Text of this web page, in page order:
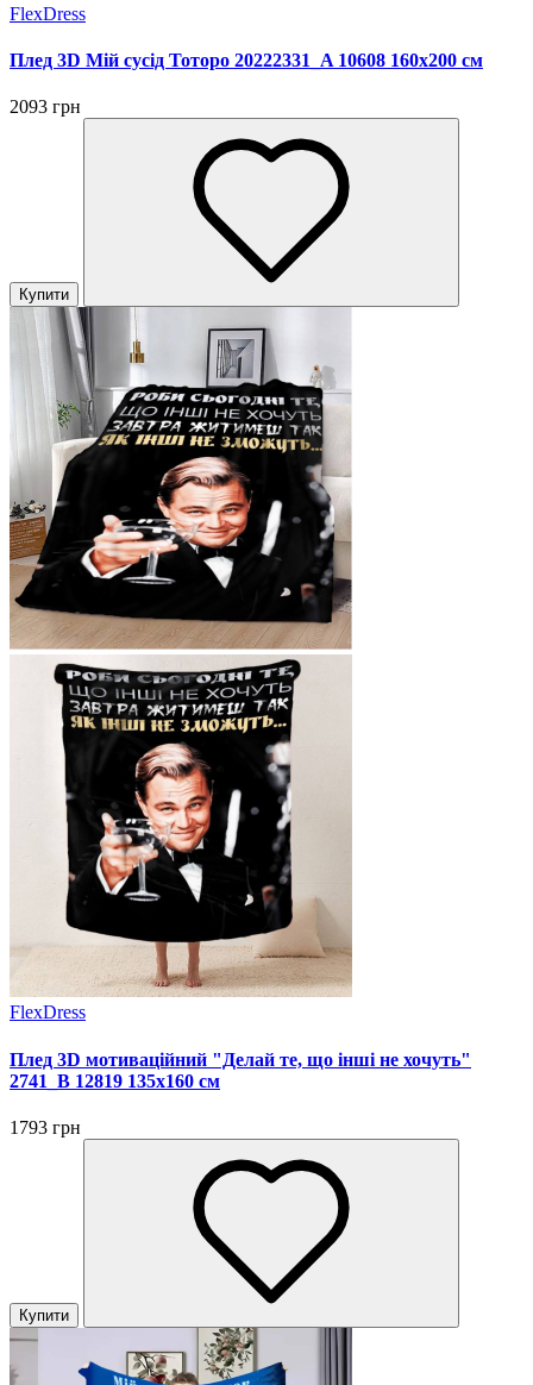
FlexDress
Плед 3D Мій сусід Тоторо 20222331_A 10608 160х200 см
2093 грн
Купити
FlexDress
Плед 3D мотиваційний "Делай те, що інші не хочуть"
2741_B 12819 135х160 см
1793 грн
Купити